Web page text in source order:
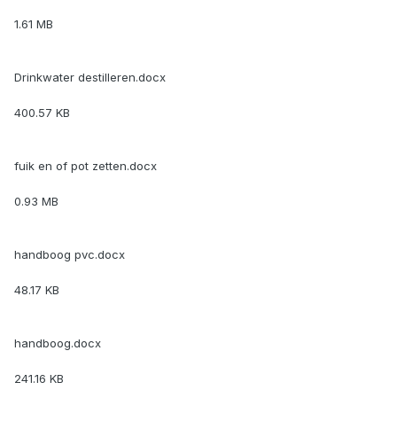
1.61 MB
Drinkwater destilleren.docx
400.57 KB
fuik en of pot zetten.docx
0.93 MB
handboog pvc.docx
48.17 KB
handboog.docx
241.16 KB